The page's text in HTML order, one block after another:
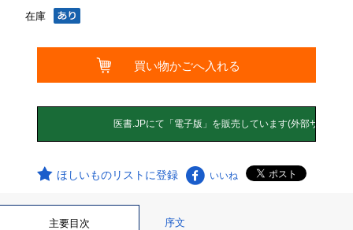
在庫
ほしいものリストに登録 いいね
主要目次 序文